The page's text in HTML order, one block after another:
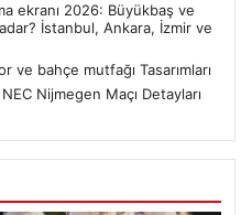
ekranı 2026: Büyükbaş ve
İstanbul, Ankara, İzmir ve
ve bahçe mutfağı Tasarımları
Nijmegen Maçı Detayları